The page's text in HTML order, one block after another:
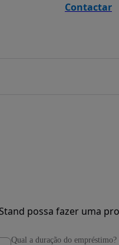
Contactar
possa fazer uma
Qual a duração do empréstimo?